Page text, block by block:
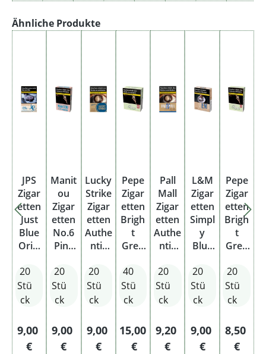
Produktgalerie überspringen
Ähnliche Produkte
JPS
Zigar
etten
Just
Blue
Origi
Pack
20
Stü
ck
Regulärer Preis:
9,00
€
Manit
ou
Zigar
etten
No.6
Pink
nic
Blend
20
Stü
ck
Regulärer Preis:
9,00
€
Lucky
Strike
Zigar
etten
Authe
ntic
Origi
nal
Pack
20
Stü
ck
Regulärer Preis:
9,00
€
Pepe
Zigar
etten
Brigh
t
Gree
XXXL
40
Stü
ck
Regulärer Preis:
15,00
€
Pall
Mall
Zigar
etten
Authe
ntic
Origi
nal
Pack
20
Stü
ck
Regulärer Preis:
9,20
€
L&M
Zigar
etten
Simpl
y
Blue
nal
Pack
20
Stü
ck
Regulärer
9,00
€
Pepe
Zigar
etten
Brigh
t
Gree
Origi
nal
Pack
20
Stü
ck
8,50
€